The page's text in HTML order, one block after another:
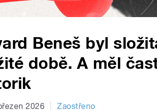
Beneš byl
době. A měl
2026 Zaostřeno